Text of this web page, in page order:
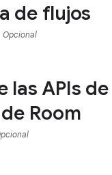
de flujos
Opcional
las APIs de
Room